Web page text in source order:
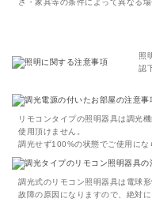
さ・家具等の条件によって異なる場
照
認
リモコンタイプの照明器具は調光
使用頂けません。
調光せず100%の状態でご使用にな
調光式のリモコン照明器具は電球
故障の原因になりますので、絶対